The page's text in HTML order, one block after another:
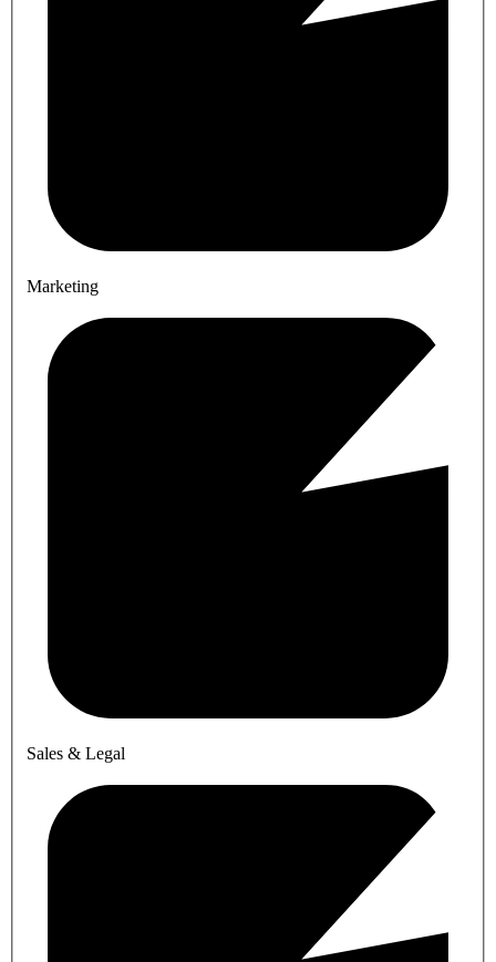
Marketing
Sales & Legal